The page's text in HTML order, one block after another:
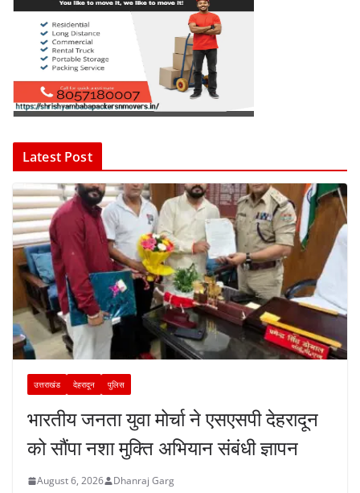
Latest Post
उत्तराखंड देहरादून पुलिस
भारतीय जनता युवा मोर्चा ने एसएसपी देहरादून
को सौंपा नशा मुक्ति अभियान संबंधी ज्ञापन
August 6, 2026 Dhanraj Garg